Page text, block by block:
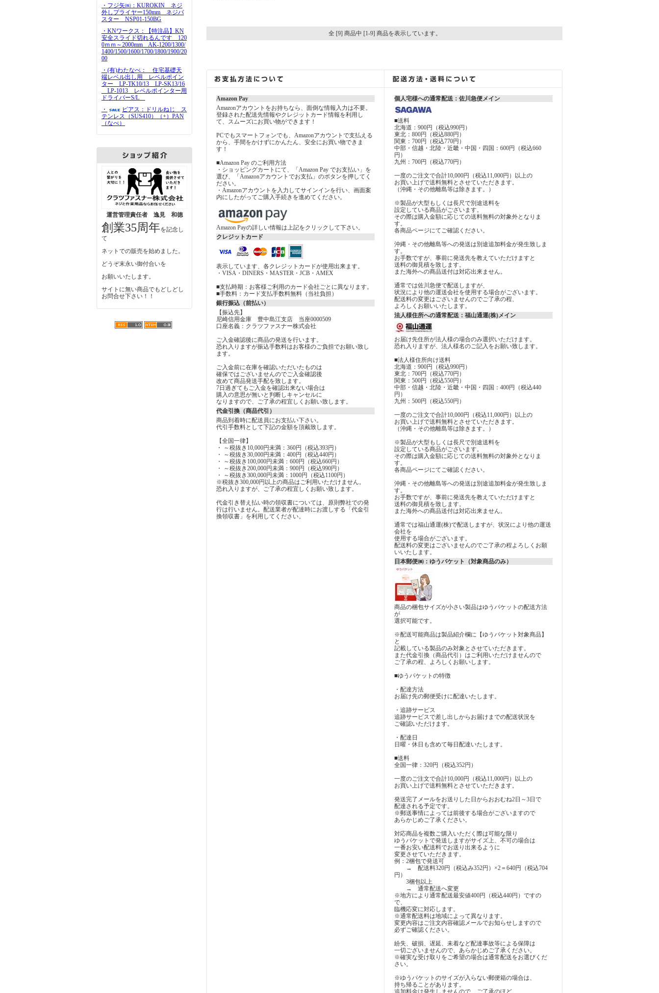
・フジ矢㈱：KUROKIN ネジ
外しプライヤー150mm ネジバ
スター NSP01-150BG
・KNワークス：【特注品】KN
安全スライド切れるんです 120
0ｍｍ～2000mm AK-1200/1300/
1400/1500/1600/1700/1800/1900/20
00
・(有)わたなべ： 住宅基礎天
端レベル出し用 レベルポイン
ター LP-TK10/13 LP-SK13/16
LP-1013 レベルポインター用
ドライバーS/L
・
ピアス：ドリルねじ ス
テンレス（SUS410）（+）PAN
（なべ）
運営管理責任者 逸見 和徳
創業35周年を記念し
て
ネットでの販売を始めました。
どうぞ末永い御付合いを
お願いいたします。
サイトに無い商品でもどしどし
お問合せ下さい！！
全 [9] 商品中 [1-9] 商品を表示しています。
Amazon Pay
Amazonアカウントをお持ちなら、面倒な情報入力は不要。
登録された配送先情報やクレジットカード情報を利用し
て、スムーズにお買い物ができます！
PCでもスマートフォンでも、Amazonアカウントで支払える
から、手間をかけずにかんたん、安全にお買い物できま
す！
■Amazon Pay のご利用方法
・ショッピングカートにて、「Amazon Pay でお支払い」を
選び、「Amazonアカウントでお支払」のボタンを押してく
ださい。
・Amazonアカウントを入力してサインインを行い、画面案
内にしたがってご購入手続きを進めてください。
Amazon Payの詳しい情報は上記をクリックして下さい。
クレジットカード
表示しています、各クレジットカードが使用出来ます。
・VISA・DINERS・MASTER・JCB・AMEX
■支払時期：お客様ご利用のカード会社ごとに異なります。
■手数料：カード支払手数料無料（当社負担）
銀行振込（前払い）
【振込先】
尼崎信用金庫 豊中島江支店 当座0000509
口座名義：クラツファスナー株式会社
ご入金確認後に商品の発送を行います。
恐れ入りますが振込手数料はお客様のご負担でお願い致し
ます。
ご入金前に在庫を確認いただいたものは
確保ではございませんのでご入金確認後
改めて商品発送手配を致します。
7日過ぎてもご入金を確認出来ない場合は
購入の意思が無いと判断しキャンセルに
なりますので、ご了承の程宜しくお願い致します。
代金引換（商品代引）
商品到着時に配送員にお支払い下さい。
代引手数料として下記の金額を頂戴致します。
【全国一律】
・ ～税抜き10,000円未満：360円（税込393円）
・ ～税抜き30,000円未満：400円（税込440円）
・ ～税抜き100,000円未満：600円（税込660円）
・ ～税抜き200,000円未満：900円（税込990円）
・ ～税抜き300,000円未満：1000円（税込1100円）
※税抜き300,000円以上の商品はご利用いただけません。
恐れ入りますが、ご了承の程宜しくお願い致します。
代金引き替え払い時の領収書については、原則弊社での発
行は行いません。配送業者が配達時にお渡しする「代金引
換領収書」を利用してください。
個人宅様への通常配送：佐川急便メイン
■送料
北海道：900円（税込990円）
東北：800円（税込880円）
関東：700円（税込770円）
中部・信越・北陸・近畿・中国・四国：600円（税込660
円）
九州：700円（税込770円）
一度のご注文で合計10,000円（税込11,000円）以上の
お買い上げで送料無料とさせていただきます。
（沖縄・その他離島等は除きます。）
※製品が大型もしくは長尺で別途送料を
設定している商品がございます。
その際は購入金額に応じての送料無料の対象外となりま
す。
各商品ページにてご確認ください。
沖縄・その他離島等への発送は別途追加料金が発生致しま
す。
お手数ですが、事前に発送先を教えていただけますと
送料の御見積を致します。
また海外への商品送付は対応出来ません。
通常では佐川急便で配送しますが、
状況により他の運送会社を使用する場合がございます。
配送料の変更はございませんのでご了承の程、
よろしくお願いいたします。
法人様住所への通常配送：福山通運(株)メイン
お届け先住所が法人様の場合のみ選択いただけます。
恐れ入りますが、法人様名のご記入をお願い致します。
■法人様住所向け送料
北海道：900円（税込990円）
東北：700円（税込770円）
関東：500円（税込550円）
中部・信越・北陸・近畿・中国・四国：400円（税込440
円）
九州：500円（税込550円）
一度のご注文で合計10,000円（税込11,000円）以上の
お買い上げで送料無料とさせていただきます。
（沖縄・その他離島等は除きます。）
※製品が大型もしくは長尺で別途送料を
設定している商品がございます。
その際は購入金額に応じての送料無料の対象外となりま
す。
各商品ページにてご確認ください。
沖縄・その他離島等への発送は別途追加料金が発生致しま
す。
お手数ですが、事前に発送先を教えていただけますと
送料の御見積を致します。
また海外への商品送付は対応出来ません。
通常では福山通運(株)で配送しますが、状況により他の運送
会社を
使用する場合がございます。
配送料の変更はございませんのでご了承の程よろしくお願
いいたします。
日本郵便㈱：ゆうパケット（対象商品のみ）
商品の梱包サイズが小さい製品はゆうパケットの配送方法
が
選択可能です。
※配送可能商品は製品紹介欄に【ゆうパケット対象商品】
と
記載している製品のみ対象とさせていただきます。
また代金引換（商品代引）はご利用いただけませんので
ご了承の程、よろしくお願いします。
■ゆうパケットの特徴
・配達方法
お届け先の郵便受けに配達いたします。
・追跡サービス
追跡サービスで差し出しからお届けまでの配送状況を
ご確認いただけます。
・配達日
日曜・休日も含めて毎日配達いたします。
■送料
全国一律：320円（税込352円）
一度のご注文で合計10,000円（税込11,000円）以上の
お買い上げで送料無料とさせていただきます。
発送完了メールをお送りした日からおおむね2日～3日で
配達される予定です。
※郵送事情によっては前後する場合がございますので
あらかじめご了承ください。
対応商品を複数ご購入いただく際は可能な限り
ゆうパケットで発送しますがサイズ上、不可の場合は
一番お安い配送料でお送り出来るように
変更させていただきます。
例：2梱包で発送可
→ 配送料320円（税込み352円）×2＝640円（税込704
円）
3梱包以上
→ 通常配送へ変更
※地方により通常配送最安値400円（税込440円）ですの
で、
臨機応変に対応します。
※通常配送料は地域によって異なります。
変更内容はご注文内容確認メールでお知らせしますので
必ずご確認ください。
紛失、破損、遅延、未着など配達事故等による保障は
一切ございませんので、あらかじめご了承ください。
※確実な受け取りをご希望の場合は通常配送をお選びくだ
さい。
※ゆうパケットのサイズが入らない郵便箱の場合は、
持ち帰ることがあります。
追加料金は発生しませんので、ご了承のほど